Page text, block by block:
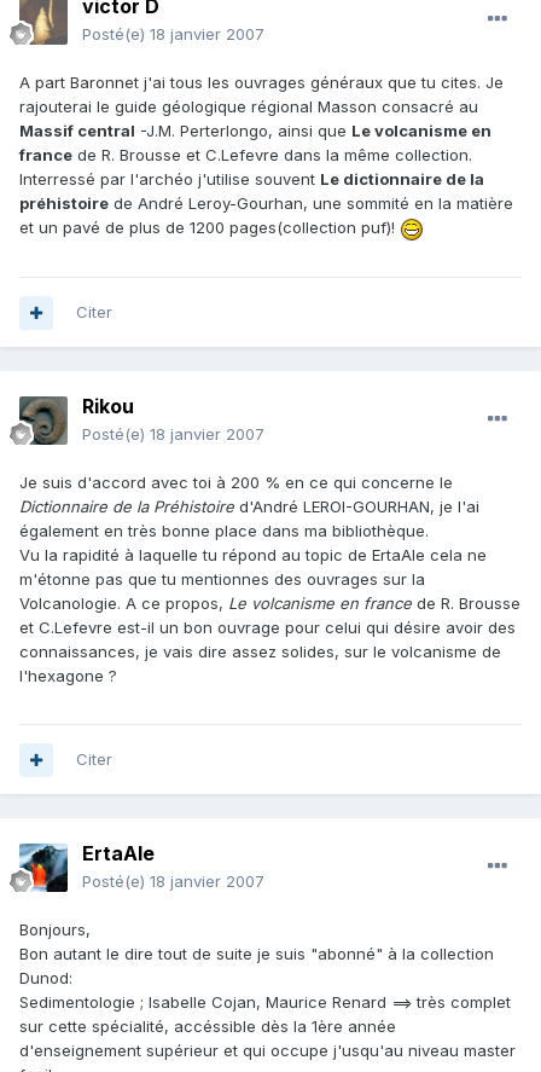
victor D
Posté(e) 18 janvier 2007
A part Baronnet j'ai tous les ouvrages généraux que tu cites. Je
rajouterai le guide géologique régional Masson consacré au
Massif central -J.M. Perterlongo, ainsi que Le volcanisme en
france de R. Brousse et C.Lefevre dans la même collection.
Interressé par l'archéo j'utilise souvent Le dictionnaire de la
préhistoire de André Leroy-Gourhan, une sommité en la matière
et un pavé de plus de 1200 pages(collection puf)!
Citer
Rikou
Posté(e) 18 janvier 2007
Je suis d'accord avec toi à 200 % en ce qui concerne le
Dictionnaire de la Préhistoire d'André LEROI-GOURHAN, je l'ai
également en très bonne place dans ma bibliothèque.
Vu la rapidité à laquelle tu répond au topic de ErtaAle cela ne
m'étonne pas que tu mentionnes des ouvrages sur la
Volcanologie. A ce propos, Le volcanisme en france de R. Brousse
et C.Lefevre est-il un bon ouvrage pour celui qui désire avoir des
connaissances, je vais dire assez solides, sur le volcanisme de
l'hexagone ?
Citer
ErtaAle
Posté(e) 18 janvier 2007
Bonjours,
Bon autant le dire tout de suite je suis "abonné" à la collection
Dunod:
Sedimentologie ; Isabelle Cojan, Maurice Renard ==> très complet
sur cette spécialité, accéssible dès la 1ère année
d'enseignement supérieur et qui occupe j'usqu'au niveau master